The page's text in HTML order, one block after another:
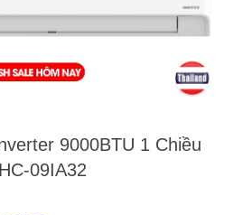
9000BTU 1 Chiều
09IA32